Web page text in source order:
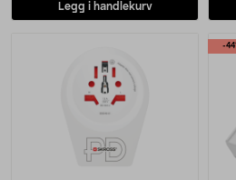
Legg i handlekurv
-